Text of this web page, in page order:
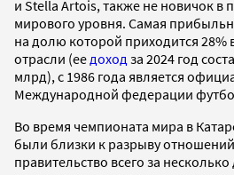
и Stella Artois, также не новичок в
мирового уровня. Самая
на долю которой приходится 28%
отрасли (еедоходза 2024 год
млрд), с 1986 года является
Международной федерации
Во время чемпионата мира в
были близки к разрыву
правительство всего за